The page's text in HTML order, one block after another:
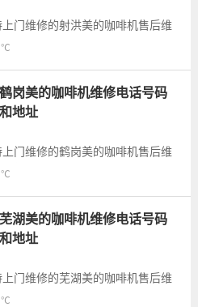
门维修的射洪美的咖啡机售后维
您提供美的咖啡机的各种型号咖
℃
鹤岗美的咖啡机维修电话号码
和地址
门维修的鹤岗美的咖啡机售后维
您提供美的咖啡机的各种型号咖
℃
芜湖美的咖啡机维修电话号码
和地址
门维修的芜湖美的咖啡机售后维
您提供美的咖啡机的各种型号咖
℃